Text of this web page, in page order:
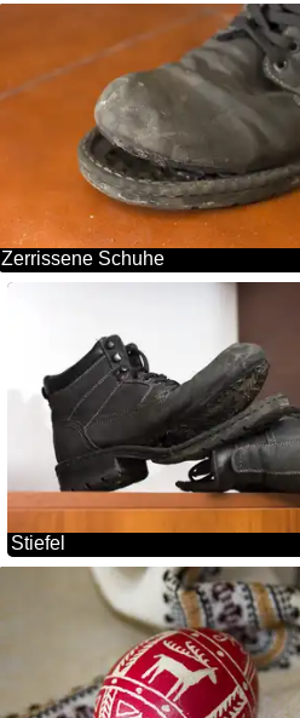
Zerrissene Schuhe
Stiefel